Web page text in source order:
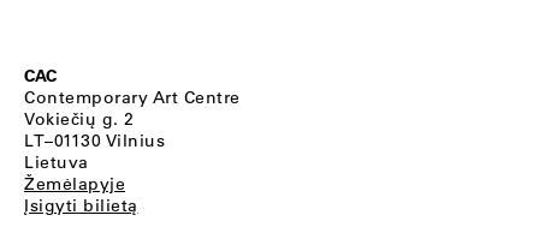
CAC
Contemporary Art Centre
Vokiečių g. 2
LT–01130 Vilnius
Lietuva
Žemėlapyje
Įsigyti bilietą